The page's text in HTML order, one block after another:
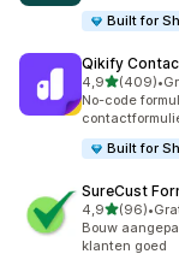
Built for
Qikify
4,9van 5(409)
409 •
No-code
Built for
SureCust
4,9van 5
(96)
96 recensies
•
Bouw
klanten goed